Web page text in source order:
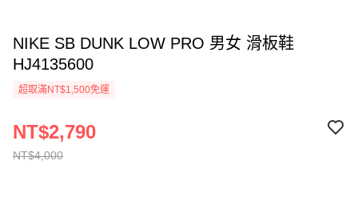
NIKE SB DUNK LOW PRO 男女 滑板鞋
HJ4135600
超取滿NT$1,500免運
NT$4,000
NT$2,790